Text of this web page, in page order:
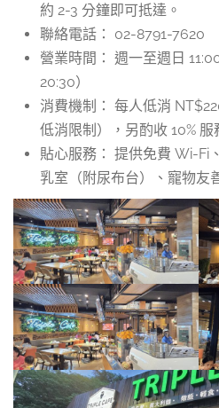
約 2-3 分鐘即可抵達。
聯絡電話： 02-8791-7620
營業時間： 週一至週日
20:30）
消費機制： 每人低消
低消限制），另酌收 10% 服
貼心服務： 提供免費 Wi-Fi
乳室（附尿布台）、寵物友